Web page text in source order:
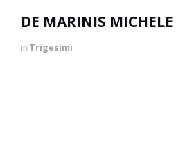
DE MARINIS MICHELE
in Trigesimi